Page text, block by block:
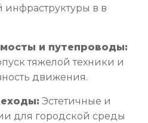
инфраструктуры в в
и путепроводы:
тяжелой техники и
движения.
Эстетичные и
для городской среды